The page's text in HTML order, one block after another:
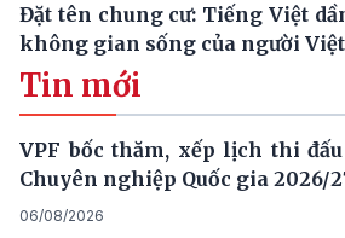
Đặt tên chung cư: Tiếng Việt
không gian sống của người Việt
Tin mới
VPF bốc thăm, xếp lịch thi
Chuyên nghiệp Quốc gia 2026/
06/08/2026